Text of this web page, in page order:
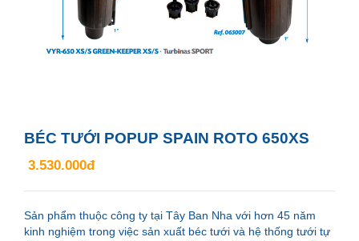
BÉC TƯỚI POPUP SPAIN ROTO 650XS
3.530.000đ
Sản phẩm thuộc công ty tại Tây Ban Nha với hơn 45 năm
kinh nghiệm trong việc sản xuất béc tưới và hệ thống tưới tự